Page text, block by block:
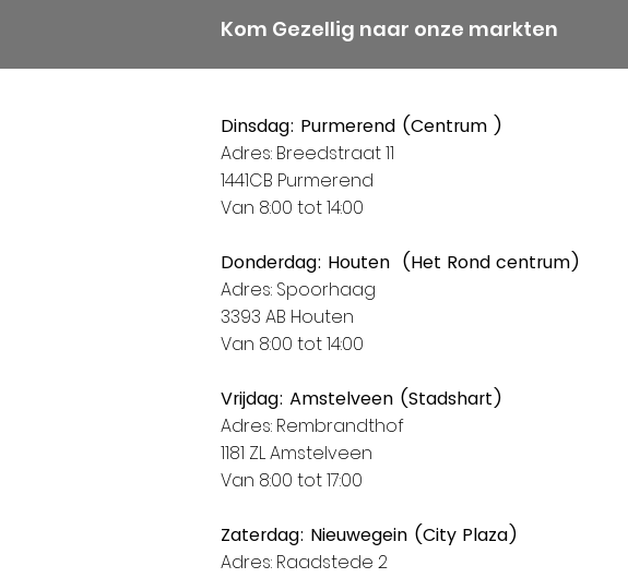
Kom Gezellig naar onze markten
Dinsdag: Purmerend (Centrum )
Adres: Breedstraat 11
1441CB Purmerend
Van 8:00 tot 14:00
Donderdag: Houten (Het Rond centrum)
Adres: Spoorhaag
3393 AB Houten
Van 8:00 tot 14:00
Vrijdag: Amstelveen (Stadshart)
Adres: Rembrandthof
1181 ZL Amstelveen
Van 8:00 tot 17:00
Zaterdag: Nieuwegein (City Plaza)
Adres: Raadstede 2